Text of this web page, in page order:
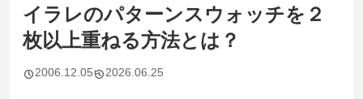
イラレのパターンスウォッチを２
枚以上重ねる方法とは？
2006.12.05 2026.06.25